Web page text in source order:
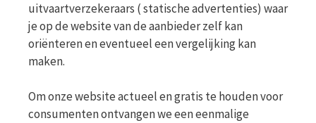
uitvaartverzekeraars ( statische advertenties) waar
je op de website van de aanbieder zelf kan
oriënteren en eventueel een vergelijking kan
maken.
Om onze website actueel en gratis te houden voor
consumenten ontvangen we een eenmalige